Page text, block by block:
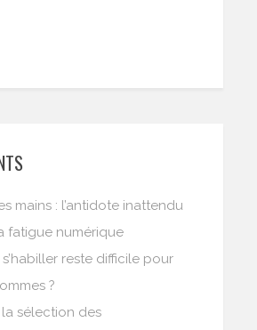
mains : l’antidote inattendu
fatigue numérique
reste difficile pour
?
sélection des